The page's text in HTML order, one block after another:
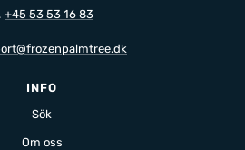
+45 53 53 16 83
INFO
Sök
Om oss